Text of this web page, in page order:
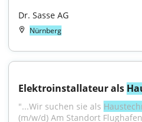
Dr. Sasse AG
Nürnberg
Elektroinstallateur als
"...Wir suchen sie als
(m/w/d) Am Standort